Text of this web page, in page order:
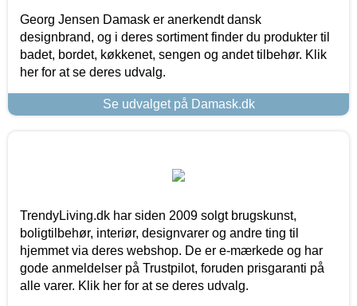
Georg Jensen Damask er anerkendt dansk
designbrand, og i deres sortiment finder du produkter til
badet, bordet, køkkenet, sengen og andet tilbehør. Klik
her for at se deres udvalg.
Se udvalget på Damask.dk
TrendyLiving.dk har siden 2009 solgt brugskunst,
boligtilbehør, interiør, designvarer og andre ting til
hjemmet via deres webshop. De er e-mærkede og har
gode anmeldelser på Trustpilot, foruden prisgaranti på
alle varer. Klik her for at se deres udvalg.